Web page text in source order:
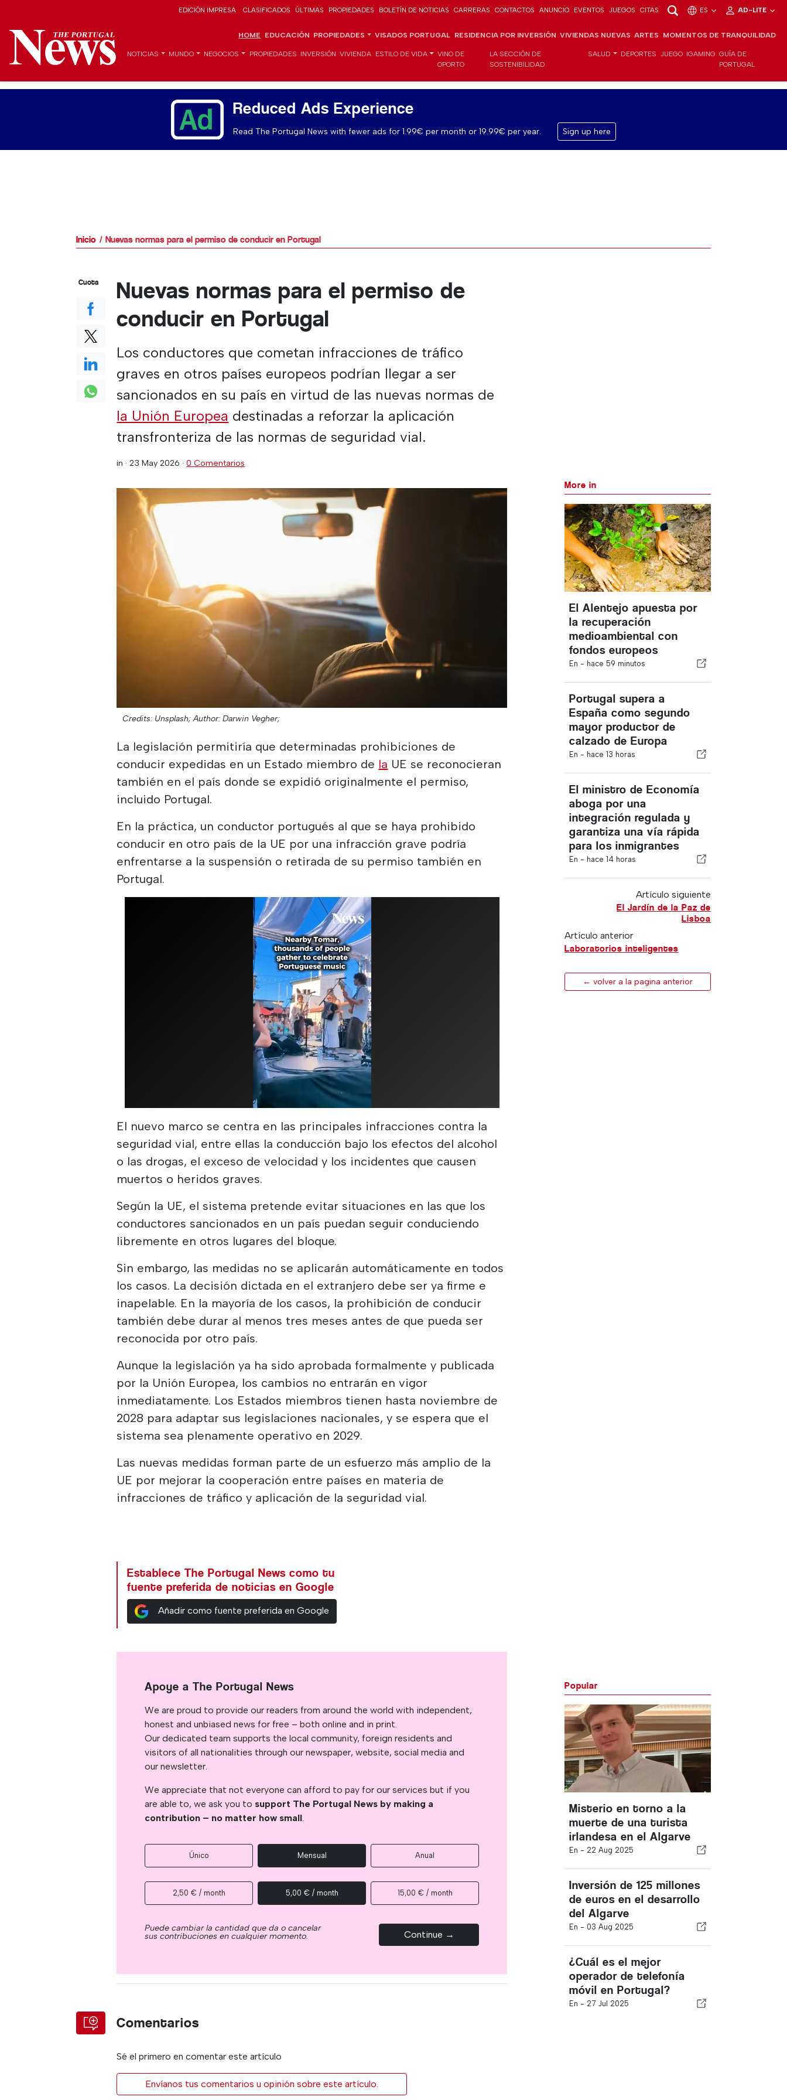
EDICIÓN IMPRESA CLASIFICADOS ÚLTIMAS PROPIEDADES BOLETÍN DE NOTICIAS CARRERAS CONTACTOS ANUNCIO EVENTOS JUEGOS CITAS ES AD-LITE
HOME EDUCACIÓN PROPIEDADES VISADOS PORTUGAL RESIDENCIA POR INVERSIÓN VIVIENDAS NUEVAS ARTES MOMENTOS DE TRANQUILIDAD
NOTICIAS MUNDO NEGOCIOS PROPIEDADES INVERSIÓN VIVIENDA ESTILO DE VIDA
VINO DE
OPORTO
LA SECCIÓN DE
SOSTENIBILIDAD
SALUD DEPORTES JUEGO IGAMING GUÍA DE
PORTUGAL
Reduced Ads Experience
Read The Portugal News with fewer ads for 1.99€ per month or 19.99€ per year. Sign up here
Inicio Nuevas normas para el permiso de conducir en Portugal
Nuevas normas para el permiso de
conducir en Portugal
Los conductores que cometan infracciones de tráfico
graves en otros países europeos podrían llegar a ser
sancionados en su país en virtud de las nuevas normas de
la Unión Europea destinadas a reforzar la aplicación
transfronteriza de las normas de seguridad vial.
in ·23 May 2026 ·0 Comentarios
Credits: Unsplash; Author: Darwin Vegher;
La legislación permitiría que determinadas prohibiciones de
conducir expedidas en un Estado miembro de la UE se reconocieran
también en el país donde se expidió originalmente el permiso,
incluido Portugal.
En la práctica, un conductor portugués al que se haya prohibido
conducir en otro país de la UE por una infracción grave podría
enfrentarse a la suspensión o retirada de su permiso también en
Portugal.
El nuevo marco se centra en las principales infracciones contra la
seguridad vial, entre ellas la conducción bajo los efectos del alcohol
o las drogas, el exceso de velocidad y los incidentes que causen
muertos o heridos graves.
Según la UE, el sistema pretende evitar situaciones en las que los
conductores sancionados en un país puedan seguir conduciendo
libremente en otros lugares del bloque.
Sin embargo, las medidas no se aplicarán automáticamente en todos
los casos. La decisión dictada en el extranjero debe ser ya firme e
inapelable. En la mayoría de los casos, la prohibición de conducir
también debe durar al menos tres meses antes de que pueda ser
reconocida por otro país.
Aunque la legislación ya ha sido aprobada formalmente y publicada
por la Unión Europea, los cambios no entrarán en vigor
inmediatamente. Los Estados miembros tienen hasta noviembre de
2028 para adaptar sus legislaciones nacionales, y se espera que el
sistema sea plenamente operativo en 2029.
Las nuevas medidas forman parte de un esfuerzo más amplio de la
UE por mejorar la cooperación entre países en materia de
infracciones de tráfico y aplicación de la seguridad vial.
Establece The Portugal News como tu
fuente preferida de noticias en Google
Añadir como fuente preferida en Google
Cuota
More in
El Alentejo apuesta por
la recuperación
medioambiental con
fondos europeos
En - hace 59 minutos
Portugal supera a
España como segundo
mayor productor de
calzado de Europa
En - hace 13 horas
El ministro de Economía
aboga por una
integración regulada y
garantiza una vía rápida
para los inmigrantes
En - hace 14 horas
Artículo siguiente
El Jardín de la Paz de
Lisboa
Artículo anterior
Laboratorios inteligentes
← volver a la pagina anterior
Apoye a The Portugal News
We are proud to provide our readers from around the world with independent,
honest and unbiased news for free – both online and in print.
Our dedicated team supports the local community, foreign residents and
visitors of all nationalities through our newspaper, website, social media and
our newsletter.
We appreciate that not everyone can afford to pay for our services but if you
are able to, we ask you to support The Portugal News by making a
contribution – no matter how small.
Único Mensual Anual
2,50 € / month 5,00 € / month 15,00 € / month
Puede cambiar la cantidad que da o cancelar
sus contribuciones en cualquier momento. Continue →
Comentarios
Sé el primero en comentar este artículo
Envíanos tus comentarios u opinión sobre este artículo.
Popular
Misterio en torno a la
muerte de una turista
irlandesa en el Algarve
En - 22 Aug 2025
Inversión de 125 millones
de euros en el desarrollo
del Algarve
En - 03 Aug 2025
¿Cuál es el mejor
operador de telefonía
móvil en Portugal?
En - 27 Jul 2025